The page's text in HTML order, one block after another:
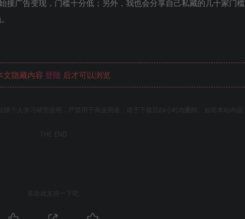
接广告变现，门槛十分低；另外，我也会分享自己私藏的几十家门槛
文隐藏内容 登陆 后才可以浏览
个人学习研究使用，严禁用于商业用途，请于下载后24小时内删除。如若本站内容
THE END
喜欢就支持一下吧